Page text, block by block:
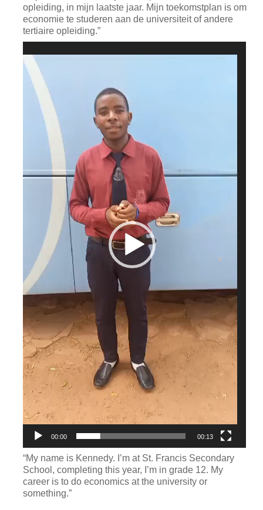
opleiding, in mijn laatste jaar. Mijn toekomstplan is om
economie te studeren aan de universiteit of andere
tertiaire opleiding.”
00:00 00:13
“My name is Kennedy. I’m at St. Francis Secondary
School, completing this year, I’m in grade 12. My
career is to do economics at the university or
something.”